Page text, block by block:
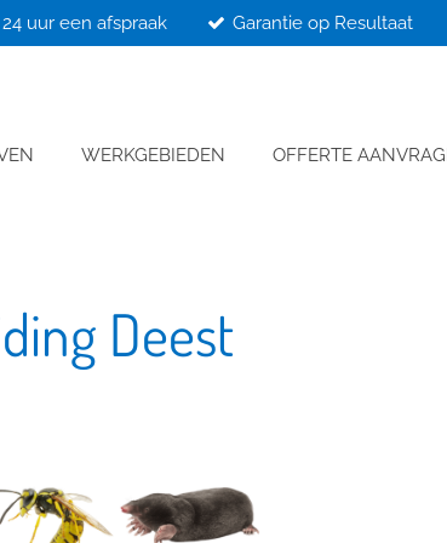
uur een afspraak Garantie op Resultaat
WERKGEBIEDEN OFFERTE
Deest